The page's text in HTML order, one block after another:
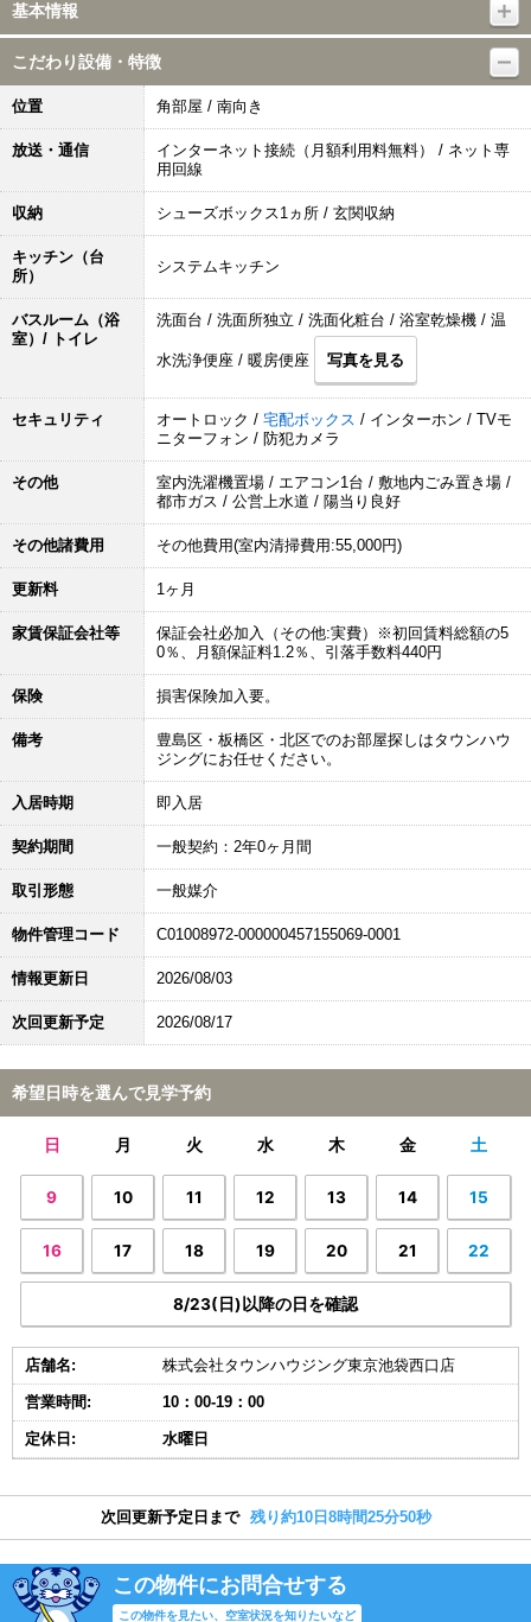
基本情報
こだわり設備・特徴
位置 角部屋 / 南向き
放送・通信
インターネット接続（月額利用料無料） / ネット専
用回線
収納 シューズボックス1ヵ所 / 玄関収納
キッチン（台
所）
システムキッチン
バスルーム（浴
室）/ トイレ
洗面台 / 洗面所独立 / 洗面化粧台 / 浴室乾燥機 / 温
水洗浄便座 / 暖房便座 写真を見る
セキュリティ オートロック / 宅配ボックス / インターホン / TVモ
ニターフォン / 防犯カメラ
その他
室内洗濯機置場 / エアコン1台 / 敷地内ごみ置き場 /
都市ガス / 公営上水道 / 陽当り良好
その他諸費用 その他費用(室内清掃費用:55,000円)
更新料 1ヶ月
家賃保証会社等
保証会社必加入（その他:実費）※初回賃料総額の5
0％、月額保証料1.2％、引落手数料440円
保険 損害保険加入要。
備考
豊島区・板橋区・北区でのお部屋探しはタウンハウ
ジングにお任せください。
入居時期 即入居
契約期間 一般契約：2年0ヶ月間
取引形態 一般媒介
物件管理コード C01008972-000000457155069-0001
情報更新日 2026/08/03
次回更新予定 2026/08/17
希望日時を選んで見学予約
日 月 火 水 木 金 土
9 10 11 12 13 14 15
16 17 18 19 20 21 22
8/23(日)以降の日を確認
店舗名: 株式会社タウンハウジング東京池袋西口店
営業時間: 10：00-19：00
定休日: 水曜日
次回更新予定日まで 残り約10日8時間25分49秒
この物件にお問合せする
この物件を見たい、空室状況を知りたいなど